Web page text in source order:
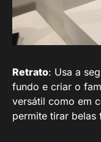
Retrato: Usa a
fundo e criar o
versátil como em
permite tirar belas